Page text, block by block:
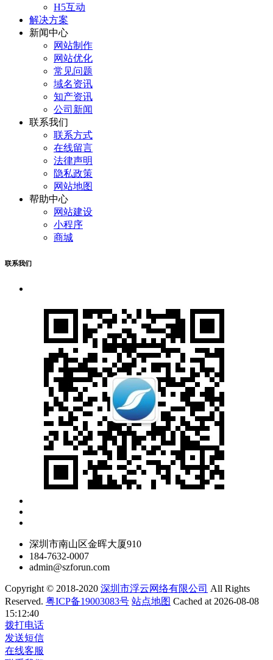
H5互动
解决方案
新闻中心
网站制作
网站优化
常见问题
域名资讯
知产资讯
公司新闻
联系我们
联系方式
在线留言
法律声明
隐私政策
网站地图
帮助中心
网站建设
小程序
商城
联系我们
深圳市南山区金晖大厦910
184-7632-0007
admin@szforun.com
Copyright © 2018-2020 深圳市浮云网络有限公司 All Rights
Reserved. 粤ICP备19003083号 站点地图 Cached at 2026-08-08
15:12:40
拨打电话
发送短信
在线客服